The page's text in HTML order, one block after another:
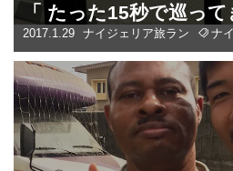
「 たった15秒で巡っ
2017.1.29 ナイジェリア旅ラン ナ